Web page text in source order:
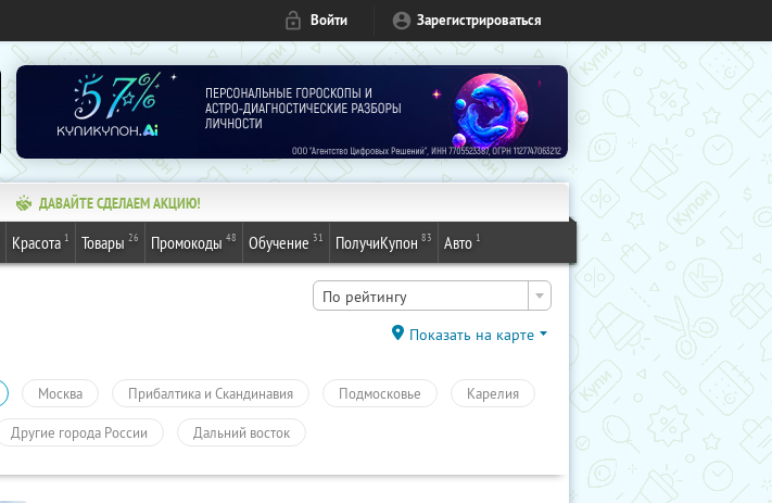
Войти Зарегистрироваться
ДАВАЙТЕ СДЕЛАЕМ АКЦИЮ!
Красота 1 Товары 26 Промокоды 48 Обучение 31 ПолучиКупон 83 Авто 1
По рейтингу
Показать на карте
Москва Прибалтика и Скандинавия Подмосковье Карелия
Другие города России Дальний восток